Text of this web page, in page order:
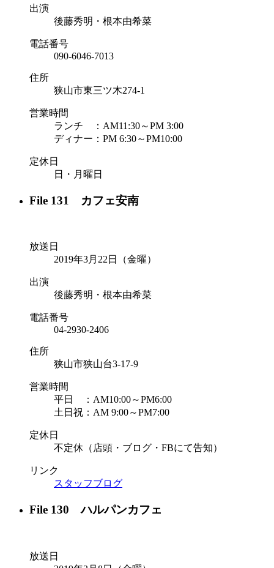
出演
後藤秀明・根本由希菜
電話番号
090-6046-7013
住所
狭山市東三ツ木274-1
営業時間
ランチ ：AM11:30～PM 3:00
ディナー：PM 6:30～PM10:00
定休日
日・月曜日
File 131 カフェ安南
放送日
2019年3月22日（金曜）
出演
後藤秀明・根本由希菜
電話番号
04-2930-2406
住所
狭山市狭山台3-17-9
営業時間
平日 ：AM10:00～PM6:00
土日祝：AM 9:00～PM7:00
定休日
不定休（店頭・ブログ・FBにて告知）
リンク
スタッフブログ
File 130 ハルパンカフェ
放送日